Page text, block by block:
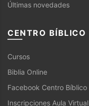
Últimas novedades
CENTRO BÍBLICO
Cursos
Biblia Online
Facebook Centro Bíblico
Inscripciones Aula Virtual